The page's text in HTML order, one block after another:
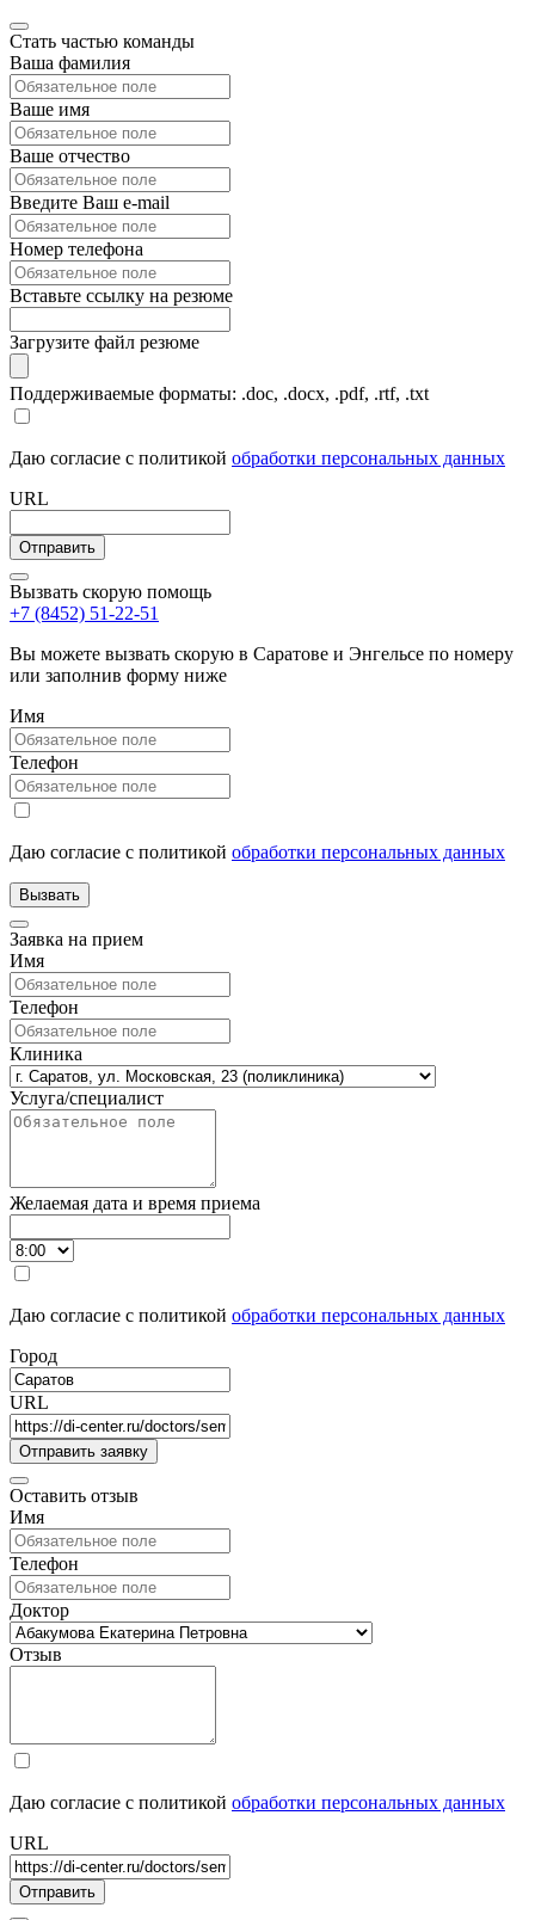
Стать частью команды
Ваша фамилия
Ваше имя
Ваше отчество
Введите Ваш e-mail
Номер телефона
Вставьте ссылку на резюме
Загрузите файл резюме
Поддерживаемые форматы: .doc, .docx, .pdf, .rtf, .txt
Даю согласие с политикой обработки персональных данных
URL
Вызвать скорую помощь
+7 (8452) 51-22-51
Вы можете вызвать скорую в Саратове и Энгельсе по номеру
или заполнив форму ниже
Имя
Телефон
Даю согласие с политикой обработки персональных данных
Заявка на прием
Имя
Телефон
Клиника
Услуга/специалист
Желаемая дата и время приема
Даю согласие с политикой обработки персональных данных
Город
URL
Оставить отзыв
Имя
Телефон
Доктор
Отзыв
Даю согласие с политикой обработки персональных данных
URL